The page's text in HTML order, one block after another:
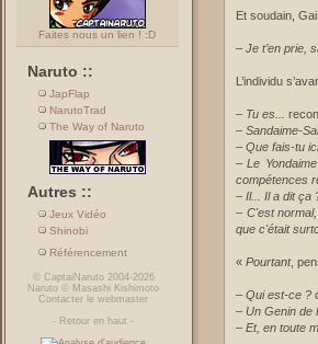
Faites nous un lien ! :D
Naruto ::
JapFlap
NarutoTrad
The Way of Naruto
Autres ::
Jeux Vidéo
Shinobi
Référencement
© CaptaiNaruto2004-2026
Naruto © Masashi Kishimoto
Contacter le webmaster
- Retour en haut -
Et soudain,
– Je t’en prie,
L’individu
– Tu es...
– Sandaime-
– Que fais-tu
–Le
compétences
– Il... Il a dit ça
– C'est
que c'était
« Pourtant,
– Qui est-ce ?
– Un Genin de
– Et, en toute